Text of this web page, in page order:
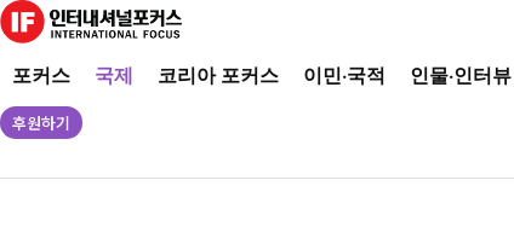
포커스 국제 코리아 포커스 이민·국적 인물·인터뷰
후원하기